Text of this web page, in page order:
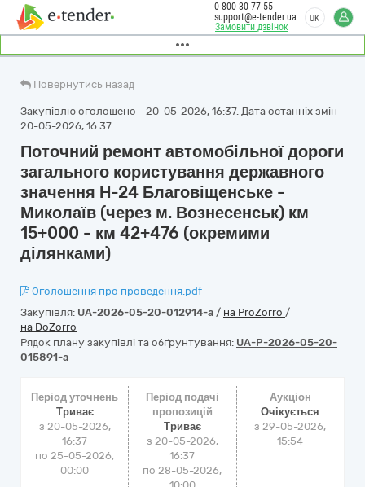
Замовити дзвінок
0 800 30 77 55
support@e-tender.ua
UK
Повернутись назад
Закупівлю оголошено - 20-05-2026, 16:37. Дата останніх змін -
20-05-2026, 16:37
Поточний ремонт автомобільної дороги
загального користування державного
значення Н-24 Благовіщенське -
Миколаїв (через м. Вознесенськ) км
15+000 - км 42+476 (окремими
ділянками)
Оголошення про проведення.pdf
Закупівля: UA-2026-05-20-012914-a / на ProZorro /
на DoZorro
Рядок плану закупівлі та обґрунтування: UA-P-2026-05-20-
015891-a
Період уточнень
Триває
з 20-05-2026,
16:37
по 25-05-2026,
00:00
Період подачі
пропозицій
Триває
з 20-05-2026,
16:37
по 28-05-2026,
Аукціон
Очікується
з29-05-2026,
15:54